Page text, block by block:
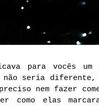
para vocês um
seria diferente,
nem fazer
como elas